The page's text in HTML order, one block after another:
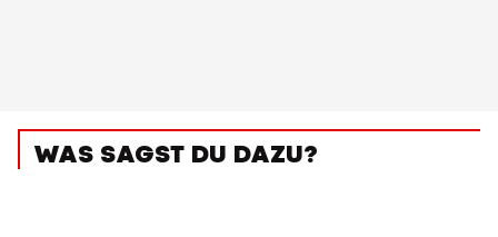
WAS SAGST DU DAZU?